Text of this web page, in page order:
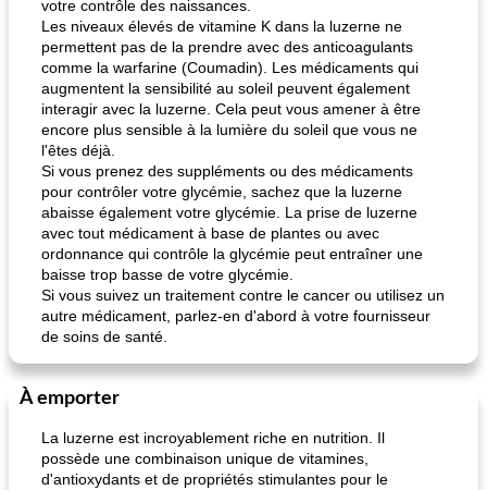
votre contrôle des naissances.
Les niveaux élevés de vitamine K dans la luzerne ne
permettent pas de la prendre avec des anticoagulants
comme la warfarine (Coumadin). Les médicaments qui
augmentent la sensibilité au soleil peuvent également
interagir avec la luzerne. Cela peut vous amener à être
encore plus sensible à la lumière du soleil que vous ne
l'êtes déjà.
Si vous prenez des suppléments ou des médicaments
pour contrôler votre glycémie, sachez que la luzerne
abaisse également votre glycémie. La prise de luzerne
avec tout médicament à base de plantes ou avec
ordonnance qui contrôle la glycémie peut entraîner une
baisse trop basse de votre glycémie.
Si vous suivez un traitement contre le cancer ou utilisez un
autre médicament, parlez-en d'abord à votre fournisseur
de soins de santé.
À emporter
La luzerne est incroyablement riche en nutrition. Il
possède une combinaison unique de vitamines,
d'antioxydants et de propriétés stimulantes pour le